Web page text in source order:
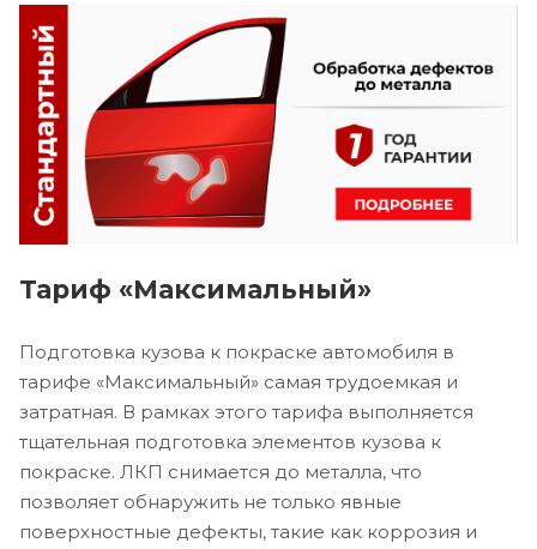
Тариф «Максимальный»
Подготовка кузова к покраске автомобиля в
тарифе «Максимальный» самая трудоемкая и
затратная. В рамках этого тарифа выполняется
тщательная подготовка элементов кузова к
покраске. ЛКП снимается до металла, что
позволяет обнаружить не только явные
поверхностные дефекты, такие как коррозия и